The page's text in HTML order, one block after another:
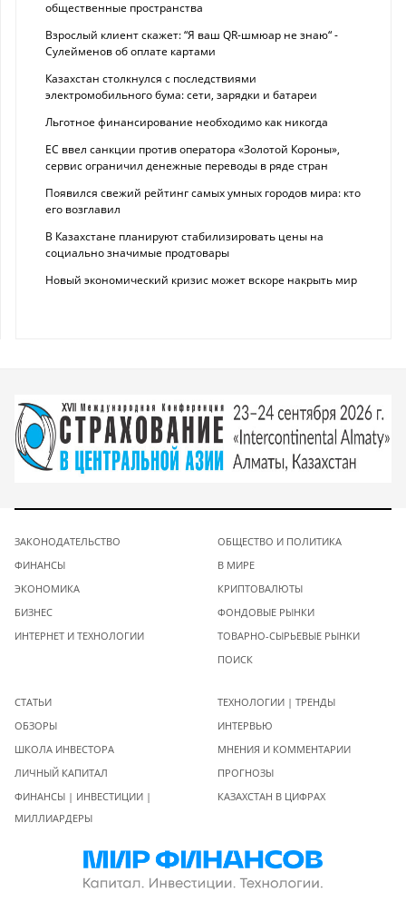
общественные пространства
Взрослый клиент скажет: “Я ваш QR-шмюар не знаю“ -
Сулейменов об оплате картами
Казахстан столкнулся с последствиями
электромобильного бума: сети, зарядки и батареи
Льготное финансирование необходимо как никогда
ЕС ввел санкции против оператора «Золотой Короны»,
сервис ограничил денежные переводы в ряде стран
Появился свежий рейтинг самых умных городов мира: кто
его возглавил
В Казахстане планируют стабилизировать цены на
социально значимые продтовары
Новый экономический кризис может вскоре накрыть мир
ЗАКОНОДАТЕЛЬСТВО
ФИНАНСЫ
ЭКОНОМИКА
БИЗНЕС
ИНТЕРНЕТ И ТЕХНОЛОГИИ
ОБЩЕСТВО И ПОЛИТИКА
В МИРЕ
КРИПТОВАЛЮТЫ
ФОНДОВЫЕ РЫНКИ
ТОВАРНО-СЫРЬЕВЫЕ РЫНКИ
ПОИСК
СТАТЬИ
ОБЗОРЫ
ШКОЛА ИНВЕСТОРА
ЛИЧНЫЙ КАПИТАЛ
ФИНАНСЫ | ИНВЕСТИЦИИ |
МИЛЛИАРДЕРЫ
ТЕХНОЛОГИИ | ТРЕНДЫ
ИНТЕРВЬЮ
МНЕНИЯ И КОММЕНТАРИИ
ПРОГНОЗЫ
КАЗАХСТАН В ЦИФРАХ